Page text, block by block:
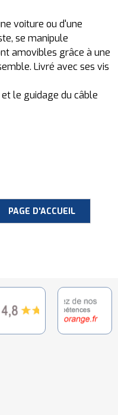
voiture ou d'une
se manipule
amovibles grâce à une
Livré avec ses vis
le guidage du câble